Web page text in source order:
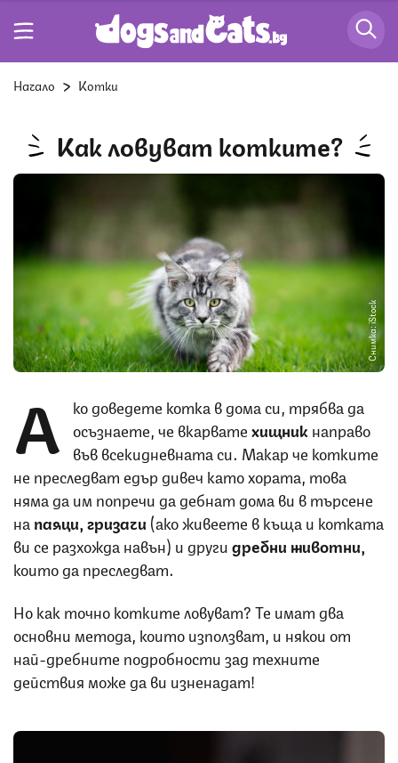
Начало Котки
Как ловуват котките?
Снимка: iStock
А
ко доведете котка в дома си, трябва да
осъзнаете, че вкарватехищник направо
във всекидневната си. Макар че котките
не преследват едър дивеч като хората, това
няма да им попречи да дебнат дома ви в търсене
на паяци, гризачи (ако живеете в къща и котката
ви се разхожда навън) и другидребни животни,
които да преследват.
Но как точно котките ловуват? Те имат два
основни метода, които използват, и някои от
най-дребните подробности зад техните
действия може да ви изненадат!